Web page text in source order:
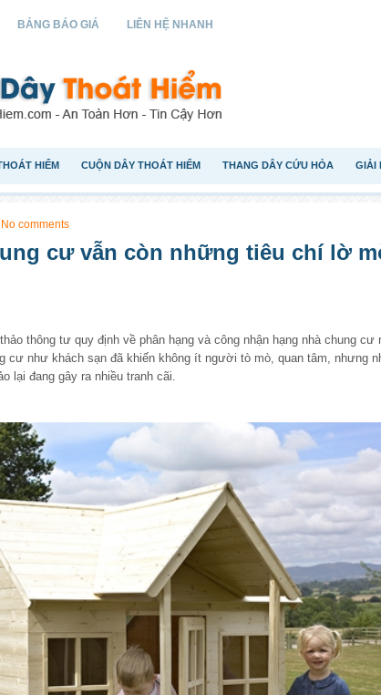
BẢNG BÁO GIÁ LIÊN HỆ NHANH
HIỂM CUỘN DÂY THOÁT HIỂM THANG DÂY CỨU HỎA GIẢI
No comments
cư vẫn còn những tiêu chí lờ
thông tư quy định về phân hạng và công nhận hạng nhà chung cư
cư như khách sạn đã khiến không ít người tò mò, quan tâm, nhưng
lại đang gây ra nhiều tranh cãi.